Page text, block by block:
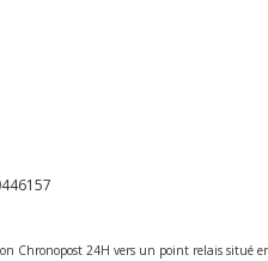
Chronopost 24H vers un point relais